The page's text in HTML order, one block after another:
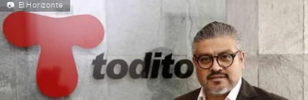
📷 El Horizonte